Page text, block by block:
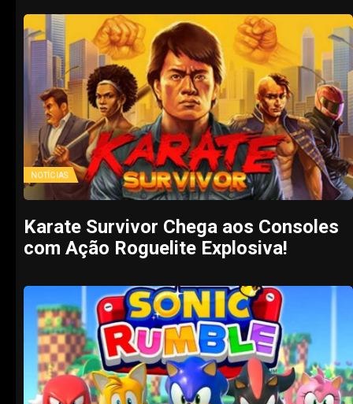
NOTÍCIAS
Karate Survivor Chega aos Consoles
com Ação Roguelite Explosiva!